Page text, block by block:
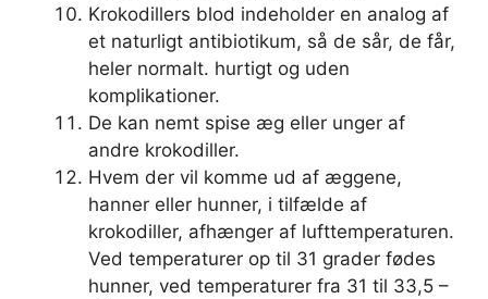
Krokodillers blod indeholder en analog af
et naturligt antibiotikum, så de sår, de får,
heler normalt. hurtigt og uden
komplikationer.
De kan nemt spise æg eller unger af
andre krokodiller.
Hvem der vil komme ud af æggene,
hanner eller hunner, i tilfælde af
krokodiller, afhænger af lufttemperaturen.
Ved temperaturer op til 31 grader fødes
hunner, ved temperaturer fra 31 til 33,5 –